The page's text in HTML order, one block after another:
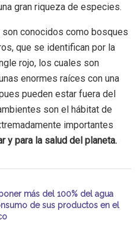
gran riqueza de especies.
son conocidos como bosques
que se identifican por la
rojo, los cuales son
enormes raíces con una
pueden estar fuera del
son el hábitat de
importantes
y para la salud del planeta.
más del 100% del agua
de sus productos en el